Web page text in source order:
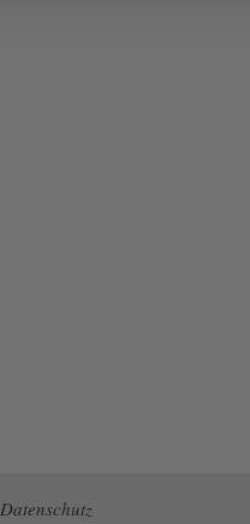
Datenschutz